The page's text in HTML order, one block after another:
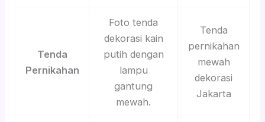
Tenda
Pernikahan
Foto tenda
dekorasi kain
putih dengan
lampu
gantung
mewah.
Tenda
pernikahan
mewah
dekorasi
Jakarta